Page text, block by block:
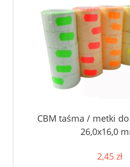
CBM taśma / metki
26,0x16,0
2,45 zł